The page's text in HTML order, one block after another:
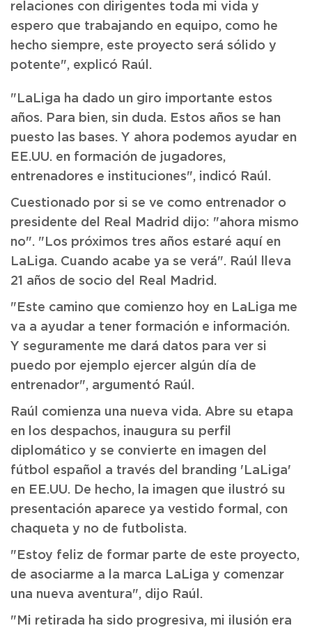
relaciones con dirigentes toda mi vida y
espero que trabajando en equipo, como he
hecho siempre, este proyecto será sólido y
potente", explicó Raúl.
"LaLiga ha dado un giro importante estos
años. Para bien, sin duda. Estos años se han
puesto las bases. Y ahora podemos ayudar en
EE.UU. en formación de jugadores,
entrenadores e instituciones", indicó Raúl.
Cuestionado por si se ve como entrenador o
presidente del Real Madrid dijo: "ahora mismo
no". "Los próximos tres años estaré aquí en
LaLiga. Cuando acabe ya se verá". Raúl lleva
21 años de socio del Real Madrid.
"Este camino que comienzo hoy en LaLiga me
va a ayudar a tener formación e información.
Y seguramente me dará datos para ver si
puedo por ejemplo ejercer algún día de
entrenador", argumentó Raúl.
Raúl comienza una nueva vida. Abre su etapa
en los despachos, inaugura su perfil
diplomático y se convierte en imagen del
fútbol español a través del branding 'LaLiga'
en EE.UU. De hecho, la imagen que ilustró su
presentación aparece ya vestido formal, con
chaqueta y no de futbolista.
"Estoy feliz de formar parte de este proyecto,
de asociarme a la marca LaLiga y comenzar
una nueva aventura", dijo Raúl.
"Mi retirada ha sido progresiva, mi ilusión era